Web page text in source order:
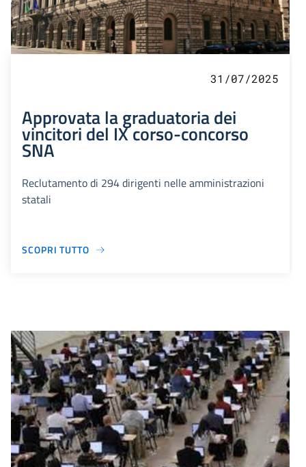
31/07/2025
Approvata la graduatoria dei
vincitori del IX corso-concorso
SNA
Reclutamento di 294 dirigenti nelle amministrazioni
statali
SCOPRI TUTTO